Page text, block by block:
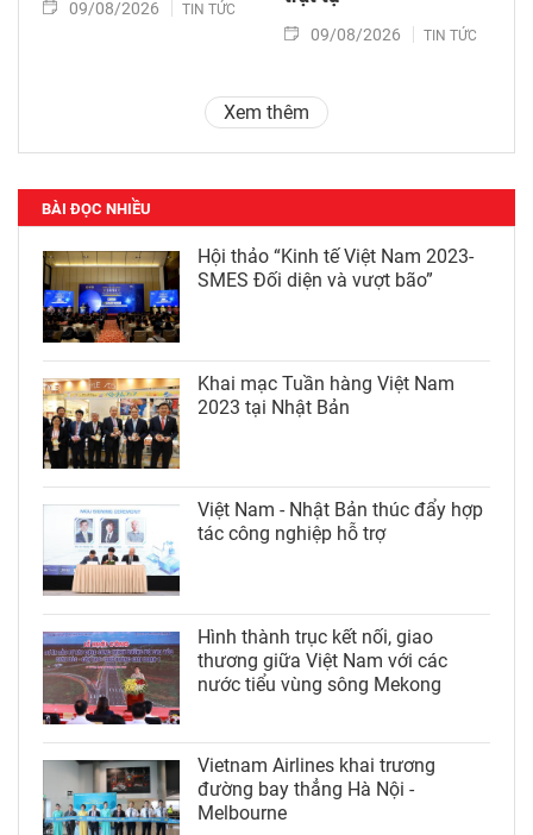
09/08/2026 TIN TỨC
09/08/2026 TIN TỨC
Xem thêm
BÀI ĐỌC NHIỀU
Hội thảo “Kinh tế Việt Nam 2023-
SMES Đối diện và vượt bão”
Khai mạc Tuần hàng Việt Nam
2023 tại Nhật Bản
Việt Nam - Nhật Bản thúc đẩy hợp
tác công nghiệp hỗ trợ
Hình thành trục kết nối, giao
thương giữa Việt Nam với các
nước tiểu vùng sông Mekong
Vietnam Airlines khai trương
đường bay thẳng Hà Nội -
Melbourne